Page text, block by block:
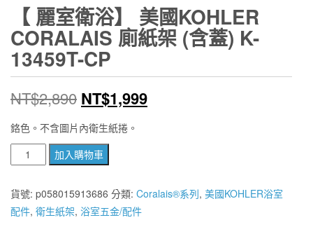
【 麗室衛浴】 美國KOHLER
CORALAIS 廁紙架 (含蓋) K-
13459T-CP
NT$2,890 原
始
價
NT$2,890。
NT$1,999目
鉻色。不含圖片內衛生紙捲。
麗
室
衛
加入購物車
貨號: p058015913686 分類: Coralais®系列, 美國KOHLER浴室
配件, 衛生紙架, 浴室五金/配件